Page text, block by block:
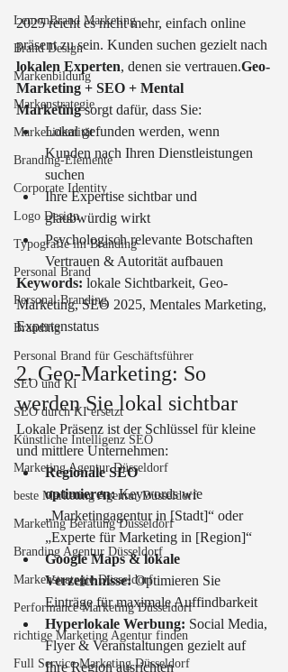
LemonBrand Marketing
Brand Design
Markenbildung
Markenstrategie
Markenidentität
Branding-Elemente
Corporate Identity
Logo Design
Typografie im Branding
Personal Brand
Personal Branding
Branding
Personal Brand für Geschäftsführer
SEO und KI
SEO durch KI ersetzt
Künstliche Intelligenz SEO
Marketing Agentur Düsseldorf
beste Marketing Agentur Düsseldorf
Marketing Beratung Düsseldorf
Branding Agentur Düsseldorf
Markenstrategie Düsseldorf
Performance Marketing Düsseldorf
richtige Marketing Agentur finden
Full Service Marketing Düsseldorf
2025 reicht es nicht mehr, einfach online
präsent zu sein. Kunden suchen gezielt nach
lokalen Experten, denen sie vertrauen.Geo-
Marketing + SEO + Mental
Marketing sorgt dafür, dass Sie:
Lokal gefunden werden, wenn
Kunden nach Ihren Dienstleistungen
suchen
Ihre Expertise sichtbar und
glaubwürdig wirkt
Psychologisch relevante Botschaften
Vertrauen & Autorität aufbauen
Keywords: lokale Sichtbarkeit, Geo-
Marketing, SEO 2025, Mentales Marketing,
Expertenstatus
2. Geo-Marketing: So
werden Sie lokal sichtbar
Lokale Präsenz ist der Schlüssel für kleine
und mittlere Unternehmen:
Regionale SEO
optimieren: Keywords wie
„Marketingagentur in [Stadt]“ oder
„Experte für Marketing in [Region]“
Google Maps & lokale
Verzeichnisse: Optimieren Sie
Einträge für maximale Auffindbarkeit
Hyperlokale Werbung: Social Media,
Flyer & Veranstaltungen gezielt auf
Ihre Region ausrichten